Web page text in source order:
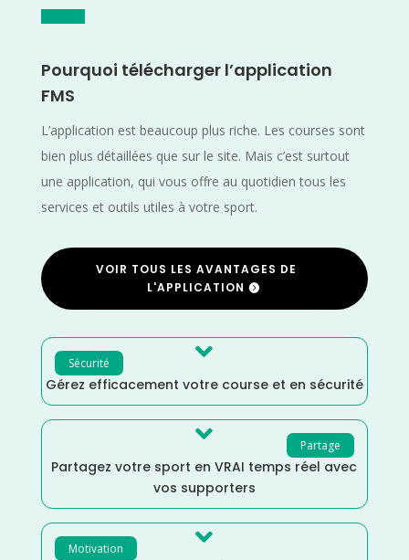
Pourquoi télécharger l’application
FMS
L’application est beaucoup plus riche. Les courses sont
bien plus détaillées que sur le site. Mais c’est surtout
une application, qui vous offre au quotidien tous les
services et outils utiles à votre sport.
VOIR TOUS LES AVANTAGES DE
L'APPLICATION
Sécurité 
Gérez efficacement votre course et en sécurité
Partage

Partagez votre sport en VRAI temps réel avec
vos supporters
Motivation 